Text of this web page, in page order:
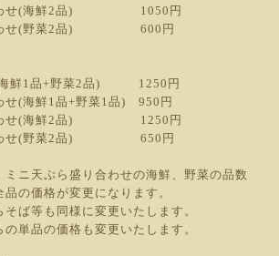
合わせ(海鮮2品) 1050円
合わせ(野菜2品) 600円
(海鮮1品+野菜2品) 1250円
せ(海鮮1品+野菜1品) 950円
合わせ(海鮮2品) 1250円
合わせ(野菜2品) 650円
ミニ天ぷら盛り合わせの海鮮、野菜の品数
の価格が変更になります。
ば等も同様に変更いたします。
単品の価格も変更いたします。